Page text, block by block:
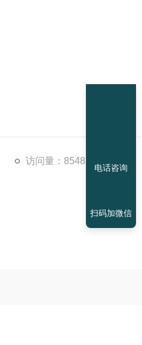
访问量：8548
电话咨询
扫码加微信